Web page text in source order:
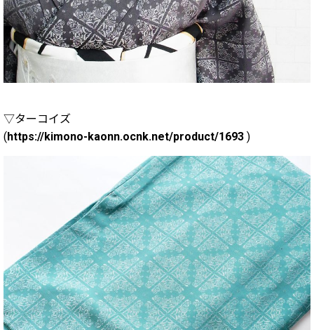
▽ターコイズ
( https://kimono-kaonn.ocnk.net/product/1693 )